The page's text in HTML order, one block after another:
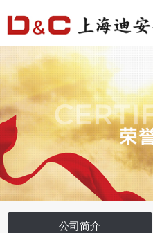
公司简介